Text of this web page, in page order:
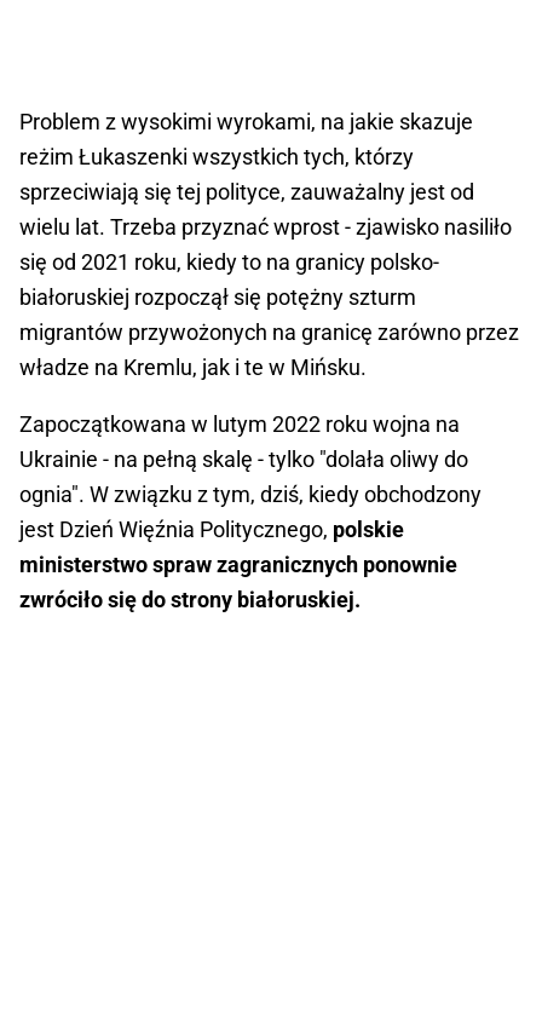
Problem z wysokimi wyrokami, na jakie skazuje
reżim Łukaszenki wszystkich tych, którzy
sprzeciwiają się tej polityce, zauważalny jest od
wielu lat. Trzeba przyznać wprost - zjawisko nasiliło
się od 2021 roku, kiedy to na granicy polsko-
białoruskiej rozpoczął się potężny szturm
migrantów przywożonych na granicę zarówno przez
władze na Kremlu, jak i te w Mińsku.
Zapoczątkowana w lutym 2022 roku wojna na
Ukrainie - na pełną skalę - tylko "dolała oliwy do
ognia". W związku z tym, dziś, kiedy obchodzony
jest Dzień Więźnia Politycznego, polskie
ministerstwo spraw zagranicznych ponownie
zwróciło się do strony białoruskiej.